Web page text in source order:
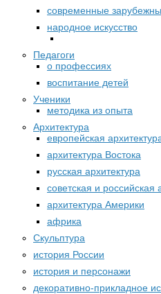
современные
народное искусство
Педагоги
о профессиях
воспитание детей
Ученики
методика из опыта
Архитектура
европейская
архитектура Востока
русская архитектура
советская и российская
архитектура Америки
африка
Скульптура
история России
история и персонажи
декоративно-прикладное